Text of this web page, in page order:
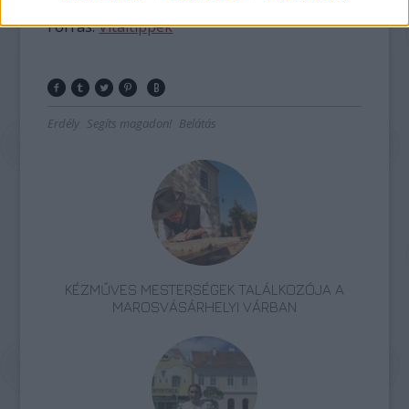
Forrás:Vitaltippek
Erdély Segíts magadon! Belátás
KÉZMŰVES MESTERSÉGEK TALÁLKOZÓJA A
MAROSVÁSÁRHELYI VÁRBAN